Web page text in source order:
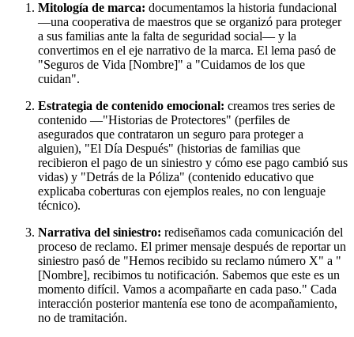
Mitología de marca: documentamos la historia fundacional
—una cooperativa de maestros que se organizó para proteger
a sus familias ante la falta de seguridad social— y la
convertimos en el eje narrativo de la marca. El lema pasó de
"Seguros de Vida [Nombre]" a "Cuidamos de los que
cuidan".
Estrategia de contenido emocional: creamos tres series de
contenido —"Historias de Protectores" (perfiles de
asegurados que contrataron un seguro para proteger a
alguien), "El Día Después" (historias de familias que
recibieron el pago de un siniestro y cómo ese pago cambió sus
vidas) y "Detrás de la Póliza" (contenido educativo que
explicaba coberturas con ejemplos reales, no con lenguaje
técnico).
Narrativa del siniestro: rediseñamos cada comunicación del
proceso de reclamo. El primer mensaje después de reportar un
siniestro pasó de "Hemos recibido su reclamo número X" a "
[Nombre], recibimos tu notificación. Sabemos que este es un
momento difícil. Vamos a acompañarte en cada paso." Cada
interacción posterior mantenía ese tono de acompañamiento,
no de tramitación.